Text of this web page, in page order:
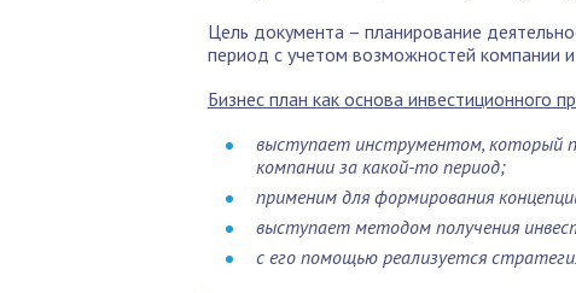
Цель документа – планирование
период с учетом возможностей компании
Бизнес план как основа инвестиционного
выступает инструментом, который
компании за какой-то период;
применим для формирования
выступает методом получения
с его помощью реализуется